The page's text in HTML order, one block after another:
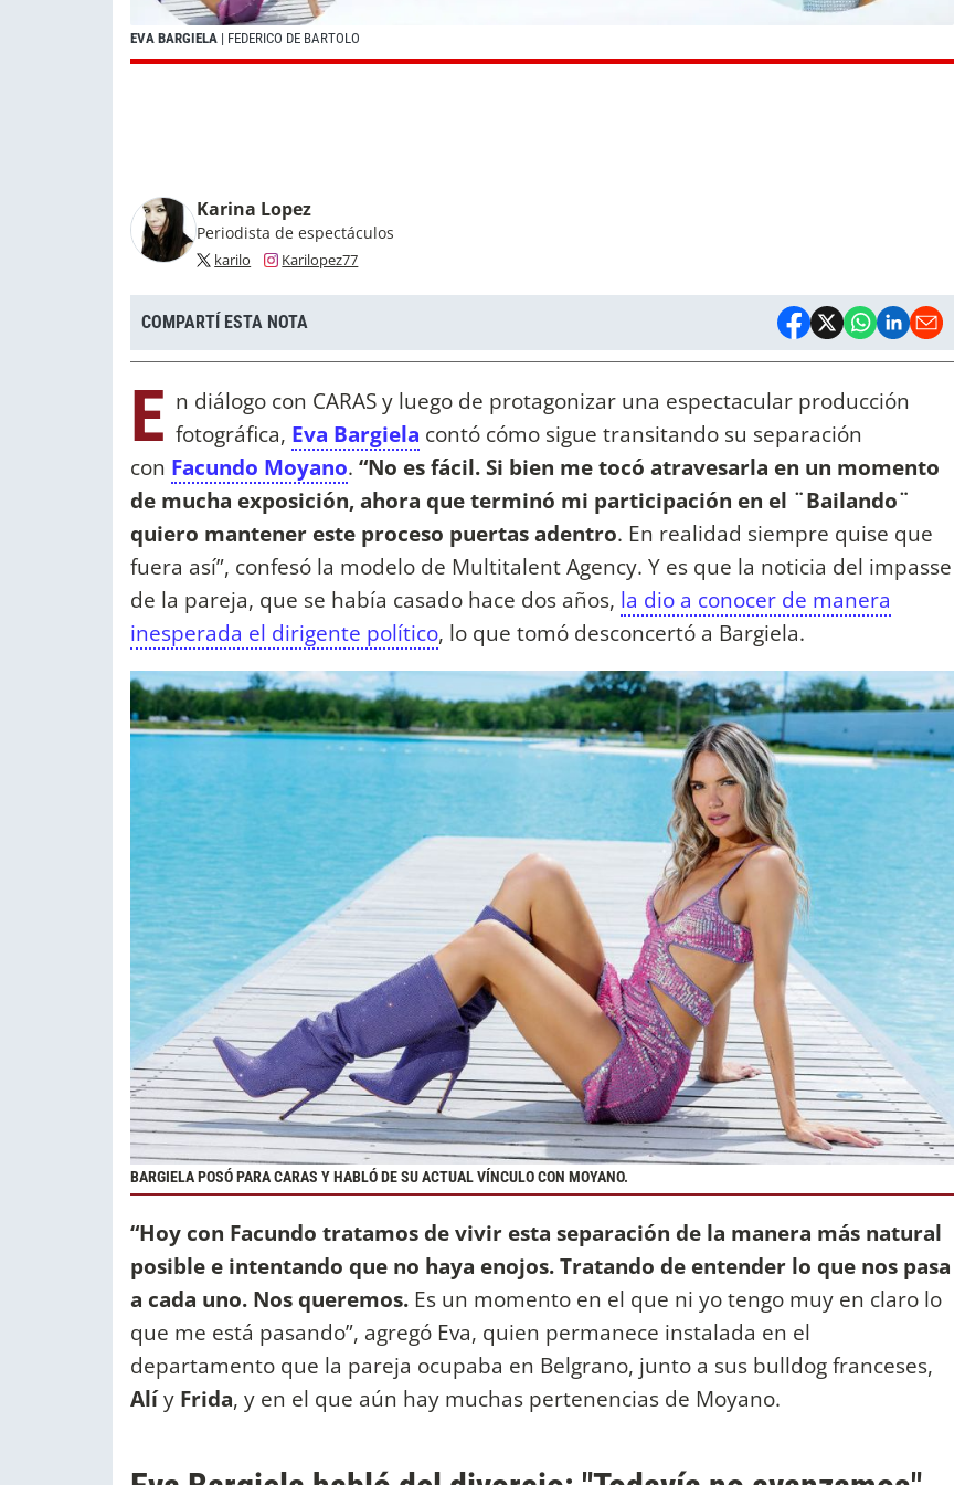
EVA BARGIELA | FEDERICO DE BARTOLO
Karina Lopez
Periodista de espectáculos
karilo Karilopez77
COMPARTÍ ESTA NOTA
E n diálogo con CARAS y luego de protagonizar una espectacular producción
fotográfica, Eva Bargiela contó cómo sigue transitando su separación
con Facundo Moyano. “No es fácil. Si bien me tocó atravesarla en un momento
de mucha exposición, ahora que terminó mi participación en el ¨Bailando¨
quiero mantener este proceso puertas adentro. En realidad siempre quise que
fuera así”, confesó la modelo de Multitalent Agency. Y es que la noticia del impasse
de la pareja, que se había casado hace dos años, la dio a conocer de manera
inesperada el dirigente político, lo que tomó desconcertó a Bargiela.
BARGIELA POSÓ PARA CARAS Y HABLÓ DE SU ACTUAL VÍNCULO CON MOYANO.
“Hoy con Facundo tratamos de vivir esta separación de la manera más natural
posible e intentando que no haya enojos. Tratando de entender lo que nos pasa
a cada uno. Nos queremos. Es un momento en el que ni yo tengo muy en claro lo
que me está pasando”, agregó Eva, quien permanece instalada en el
departamento que la pareja ocupaba en Belgrano, junto a sus bulldog franceses,
Alíy Frida, y en el que aún hay muchas pertenencias de Moyano.